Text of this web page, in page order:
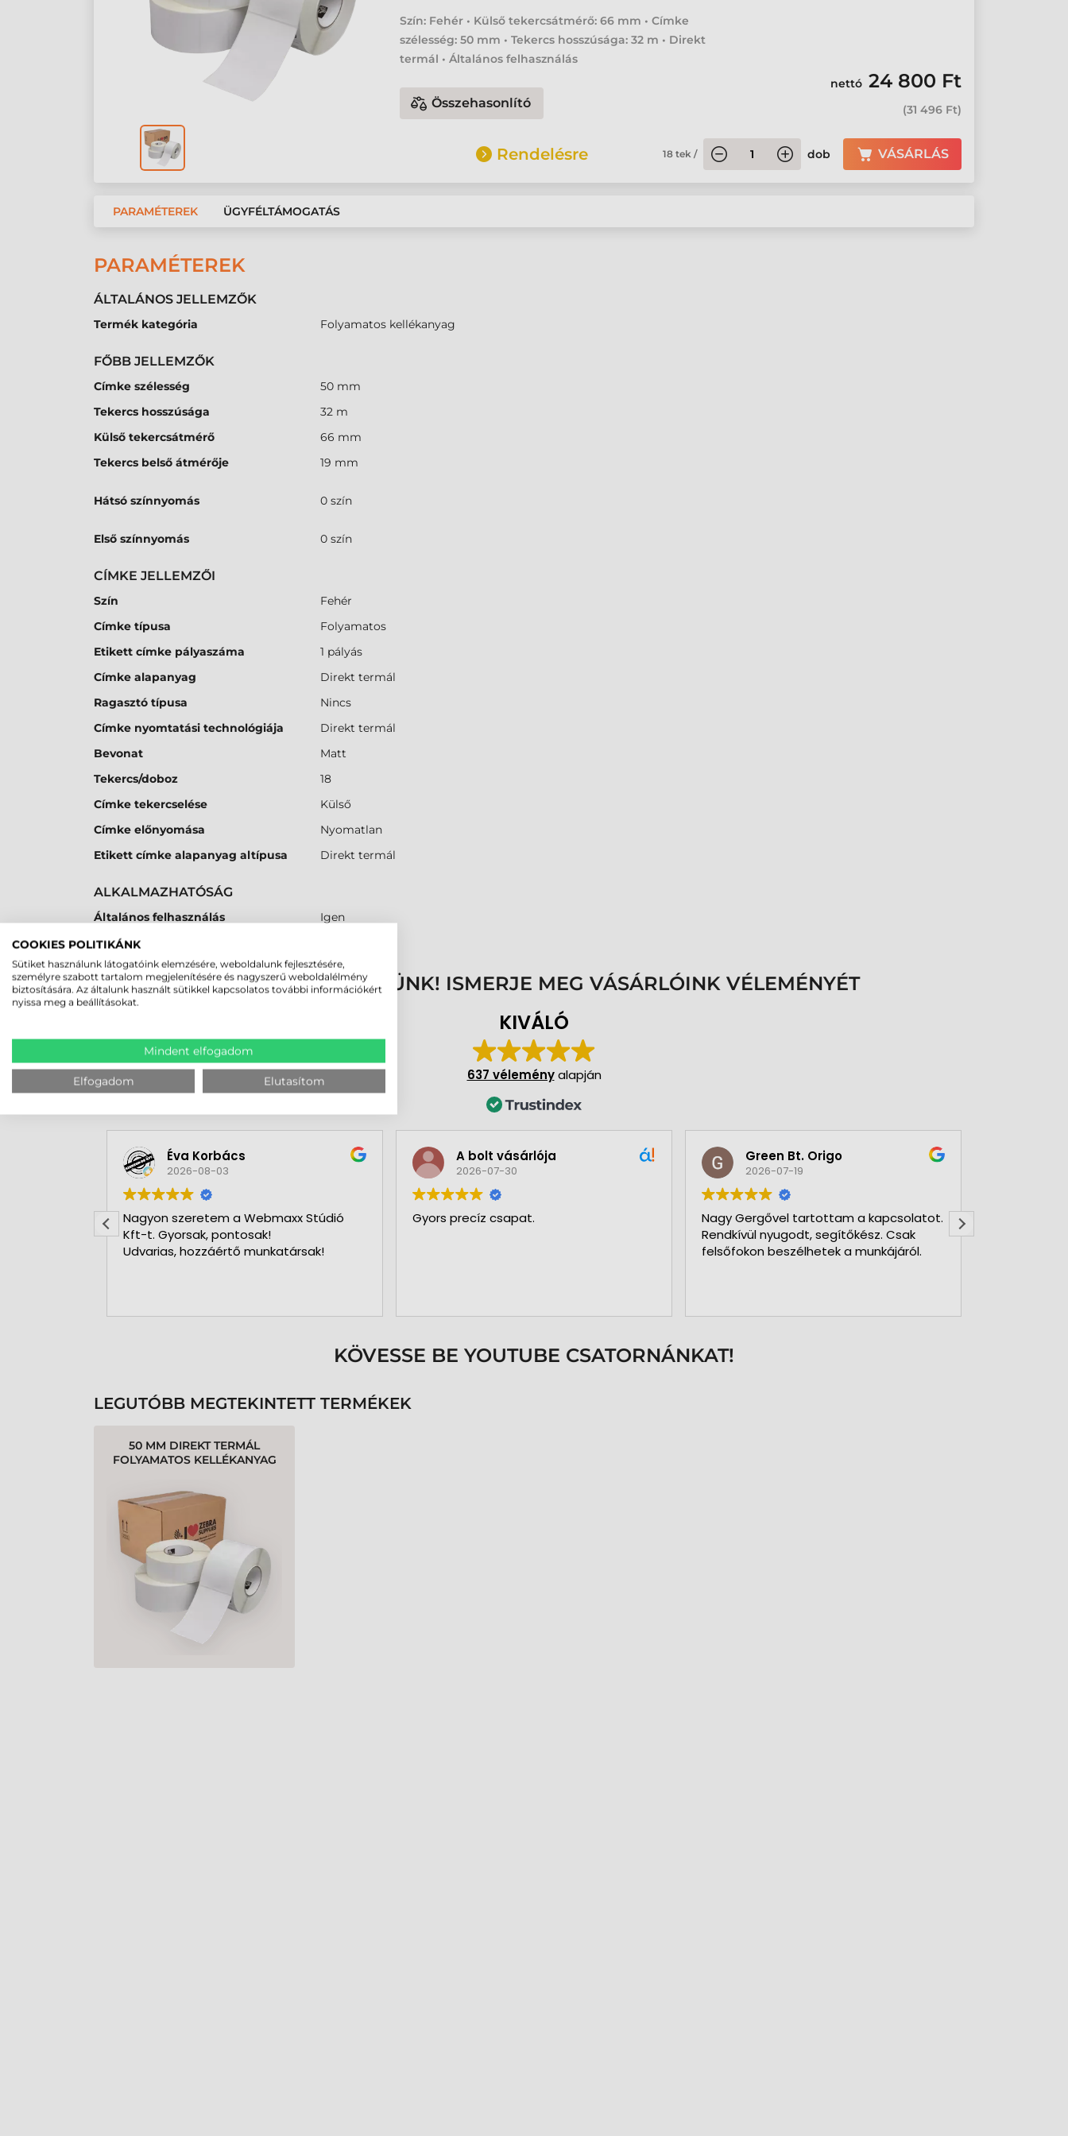
Szín: Fehér • Külső tekercsátmérő: 66 mm • Címke
szélesség: 50 mm • Tekercs hosszúsága: 32 m • Direkt
termál • Általános felhasználás
Összehasonlító
nettó 24 800 Ft
(31 496 Ft)
Rendelésre 18 tek/ dob VÁSÁRLÁS
PARAMÉTEREK ÜGYFÉLTÁMOGATÁS
PARAMÉTEREK
ÁLTALÁNOS JELLEMZŐK
Termék kategória Folyamatos kellékanyag
FŐBB JELLEMZŐK
Címke szélesség
50 mm
Tekercs hosszúsága
32 m
Külső tekercsátmérő
66 mm
Tekercs belső átmérője
19 mm
Hátsó színnyomás 0 szín
Első színnyomás 0 szín
CÍMKE JELLEMZŐI
Szín
Fehér
Címke típusa
Folyamatos
Etikett címke pályaszáma
1 pályás
Címke alapanyag
Direkt termál
Ragasztó típusa
Nincs
Címke nyomtatási technológiája
Direkt termál
Bevonat
Matt
Tekercs/doboz
18
Címke tekercselése
Külső
Címke előnyomása
Nyomatlan
Etikett címke alapanyag altípusa
Direkt termál
ALKALMAZHATÓSÁG
Általános felhasználás Igen
MEGBÍZHAT BENNÜNK! ISMERJE MEG VÁSÁRLÓINK VÉLEMÉNYÉT
KIVÁLÓ
637 véleményalapján
a Webmaxx Stúdió
Gyors precíz csapat.
Green Bt. Origo
Nagy Gergővel tartottam a kapcsolatot.
Rendkívül nyugodt, segítőkész. Csak
felsőfokon beszélhetek a munkájáról.
Pécsi Attila
Minden rendben volt.
KÖVESSE BE YOUTUBE CSATORNÁNKAT!
LEGUTÓBB MEGTEKINTETT TERMÉKEK
50 MM DIREKT TERMÁL
FOLYAMATOS KELLÉKANYAG
COOKIES POLITIKÁNK
Sütiket használunk látogatóink elemzésére, weboldalunk fejlesztésére,
személyre szabott tartalom megjelenítésére és nagyszerű weboldalélmény
biztosítására. Az általunk használt sütikkel kapcsolatos további információkért
nyissa meg a beállításokat.
Mindent elfogadom
Elfogadom Elutasítom